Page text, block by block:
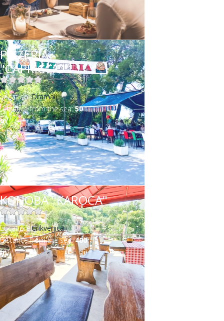
PIZZERIA
"CAPRICCIO"
Location:Dramalj
Distance from the sea:50
m
KONOBA "KAROCA"
Location:Crikvenica
Distance from the sea:400
m